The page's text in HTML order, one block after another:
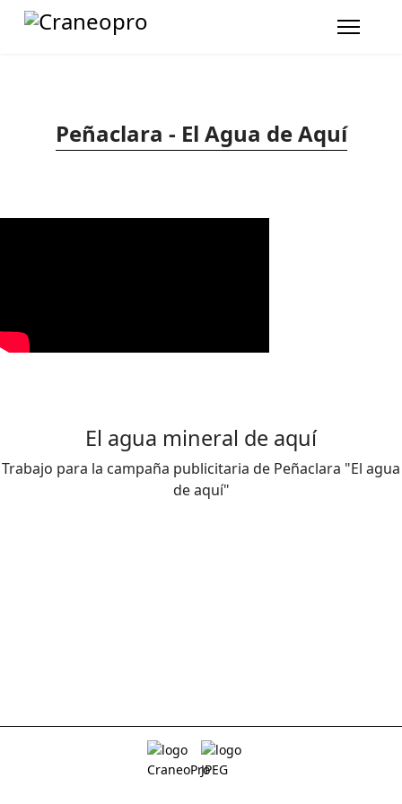
Peñaclara - El Agua de Aquí
El agua mineral de aquí
Trabajo para la campaña publicitaria de Peñaclara "El agua
de aquí"